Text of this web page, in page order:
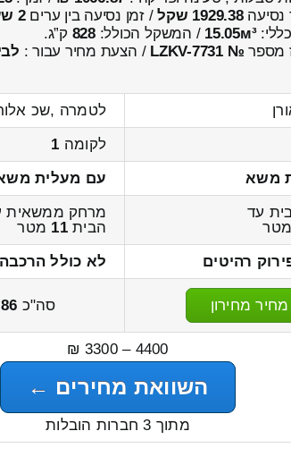
נסיעה1929.38 שקל / זמן נסיעה בין ערים2 שעות , 51 דקות
15.05м³ / המשקל הכולל:828 ק”ג.
מספר № LZKV-7731 / הצעת מחיר עבור :
לטמרה ,שכ
לקומה 1
משא
עם מעלית
עד
מרחק ממשאית
הבית11 מטר
רהיטים
לא כולל
מחיר מחירון סה"כ
4400 – 3300 ₪
השוואת מחירים ←
מתוך 3 חברות הובלות